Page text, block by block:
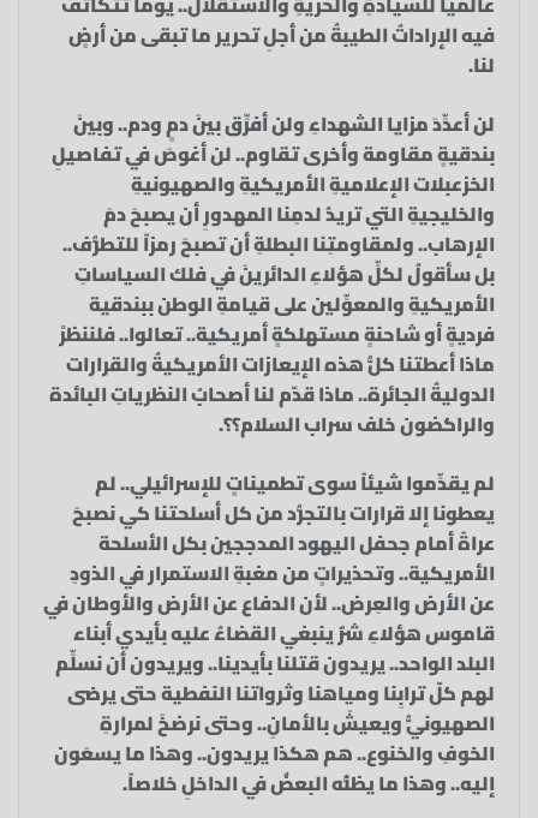
فيه الإراداتُ الطيبةُ من أجلِ تحرير ما تبقى من أرضٍ
لنا.
لن أعدِّدَ مزايا الشهداءِ ولن أفرِّق بينَ دمٍ ودم.. وبينَ
بندقيةٍ مقاومة وأخرى تقاوم.. لن أغوصَ في تفاصيلِ
الخزعبلات الإعلاميةِ الأمريكيةِ والصهيونيةِ
والخليجيةِ التي تريدُ لدمِنا المهدورِ أن يصبحَ دمَ
الإرهاب.. ولمقاومتِنا البطلةِ أن تصبحَ رمزاً للتطرُّف..
بل سأقولُ لكلِّ هؤلاءِ الدائرينَ في فلك السياساتِ
الأمريكيةِ والمعوِّلين على قيامةِ الوطن ببندقية
فرديةٍ أو شاحنةٍ مستهلكةٍ أمريكية.. تعالوا.. فلننظرْ
ماذا أعطتنا كلُّ هذه الإيعازات الأمريكيةُ والقرارات
الدوليةُ الجائرة.. ماذا قدّم لنا أصحابُ النظرياتِ البائدة
والراكضون خلف سراب السلام؟؟.
لم يقدِّموا شيئاً سوى تطميناتٍ للإسرائيلي.. لم
يعطونا إلا قرارات بالتجرُّد من كل أسلحتنا كي نصبحَ
عراةً أمام جحفل اليهود المدججين بكل الأسلحة
الأمريكية.. وتحذيراتٍ من مغبةِ الاستمرار في الذودِ
عن الأرض والعِرض.. لأن الدفاع عن الأرض والأوطان في
قاموس هؤلاءِ شرٌ ينبغي القضاءُ عليه بأيدي أبناء
البلد الواحد.. يريدون قتلنا بأيدينا.. ويريدون أن نسلِّم
لهم كلّ ترابِنا ومياهنا وثرواتنا النفطية حتى يرضى
الصهيونيُّ ويعيشَ بالأمانِ.. وحتى نرضخَ لمرارةِ
الخوفِ والخنوع.. هم هكذا يريدون.. وهذا ما يسعَون
إليه.. وهذا ما يظنُّه البعضُ في الداخلِ خلاصاً.